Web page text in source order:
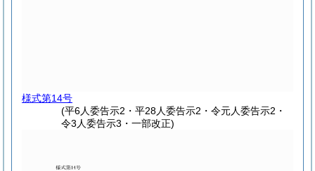
様式第14号
(平6人委告示2・平28人委告示2・令元人委告示2・
令3人委告示3・一部改正)